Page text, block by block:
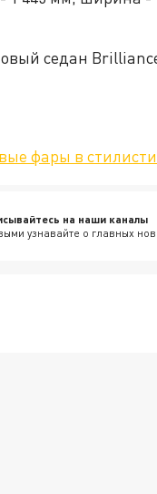
седан Brilliance
фары в
на наши каналы
узнавайте о главных